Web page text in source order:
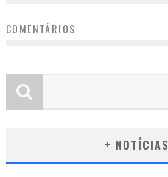
COMENTÁRIOS
+ NOTÍCIAS